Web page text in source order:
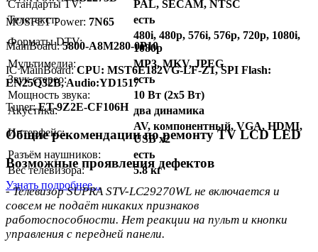
Стандарты TV:
PAL, SECAM, NTSC
Телетекст:
есть
Форматы DTV:
480i, 480p, 576i, 576p, 720p, 1080i,
1080p
Мультимедиа:
MP3, MKV, JPEG
Звук стерео:
есть
Мощность звука:
10 Вт (2x5 Вт)
Акустика:
два динамика
Интерфейс:
AV, компонентный, VGA, HDMI,
USB x2
Разъём наушников:
есть
Вес телевизора:
5.8 кг
Узнать подробнее...
MOSFET Power: 7N65
MainBoard:5800-A8M280-0P10
IC MainBoard:CPU: MST6E182VG-LF-Z1, SPI Flash:
EN25Q32B, Audio:YD1517
Тuner:ET-9Z2E-CF106H
Общие рекомендации по ремонту TV LCD LED
Возможные проявления дефектов
- Телевизор SUPRA STV-LC29270WL не включается и
совсем не подаёт никаких признаков
работоспособности. Нет реакции на пульт и кнопки
управления с передней панели.